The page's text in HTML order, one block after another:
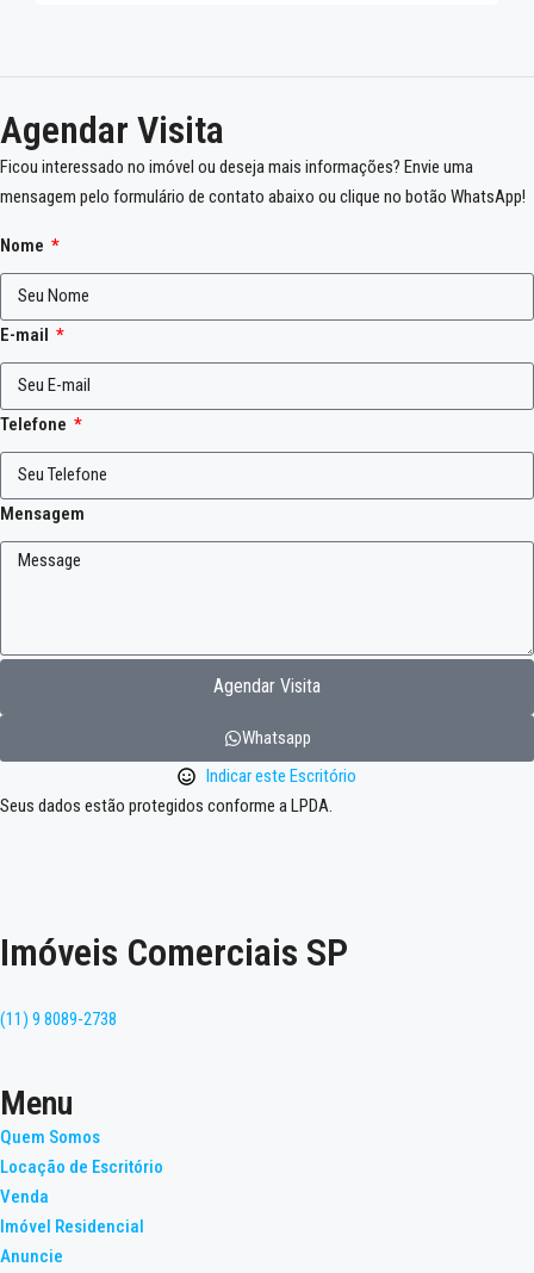
Agendar Visita
Ficou interessado no imóvel ou deseja mais informações? Envie uma
mensagem pelo formulário de contato abaixo ou clique no botão WhatsApp!
Nome
E-mail
Telefone
Mensagem
Agendar Visita
Whatsapp
Indicar este Escritório
Seus dados estão protegidos conforme a LPDA.
Imóveis Comerciais SP
(11) 9 8089-2738
Menu
Quem Somos
Locação de Escritório
Venda
Imóvel Residencial
Anuncie